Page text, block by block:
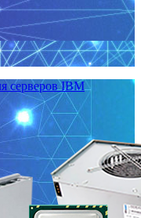
серверов IBM